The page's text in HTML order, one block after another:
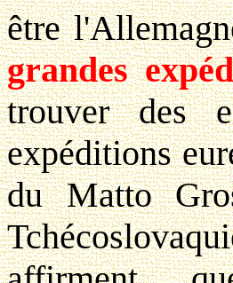
être
grandes
trouver des
expéditions
du Matto